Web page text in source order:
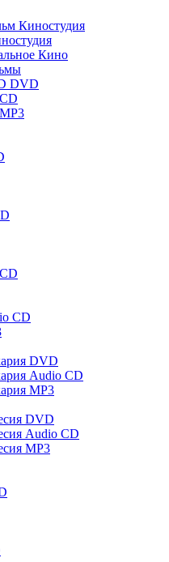
Киностудия
Кино
DVD
CD
DVD
Audio CD
MP3
DVD
Audio CD
MP3